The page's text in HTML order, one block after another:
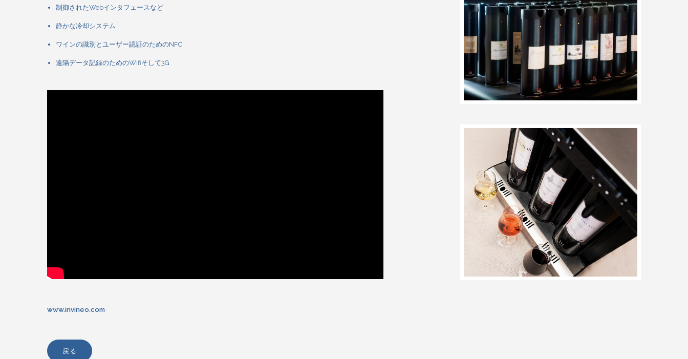
制御されたWebインタフェースなど
静かな冷却システム
ワインの識別とユーザー認証のためのNFC
遠隔データ記録のためのWifiそして3G
www.invineo.com
戻る